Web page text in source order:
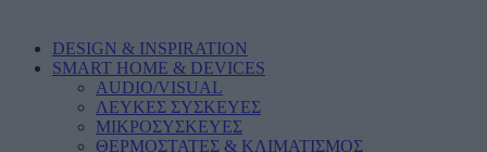
DESIGN & INSPIRATION
SMART HOME & DEVICES
AUDIO/VISUAL
ΛΕΥΚΕΣ ΣΥΣΚΕΥΕΣ
ΜΙΚΡΟΣΥΣΚΕΥΕΣ
ΘΕΡΜΟΣΤΑΤΕΣ & ΚΛΙΜΑΤΙΣΜΟΣ